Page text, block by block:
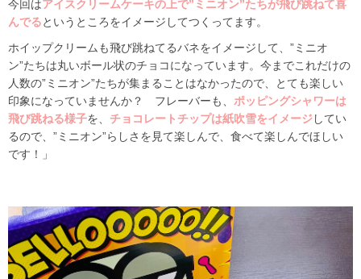
今回はアイスクリームケーキの上で”ミニオン”たちが飛び跳ねて喜
んでるというところをイメージしてつくってます。
ホイップクリームも飛び跳ねてるバネをイメージして、”ミニオ
ン”たちは丸いボール状のチョコになっています。今までこれだけの
人数の”ミニオン”たちが集まることはなかったので、とても楽しい
印象になっていませんか？ フレーバーも、 ポッピングシャワーは
飛び跳ねる様子を、 チョコレートチップは紙吹雪をイメージしてい
るので、”ミニオン”らしさを見て楽しんで、食べて楽しんでほしい
です！」